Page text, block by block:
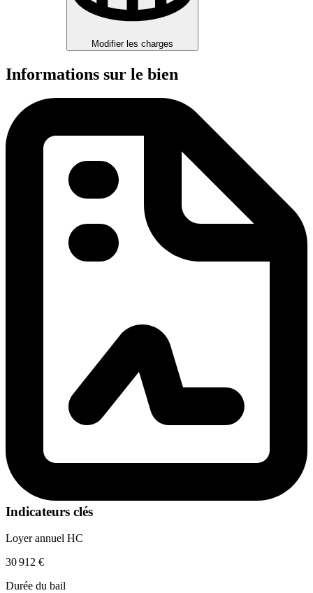
Modifier les charges
Informations sur le bien
Indicateurs clés
Loyer annuel HC
30 912 €
Durée du bail